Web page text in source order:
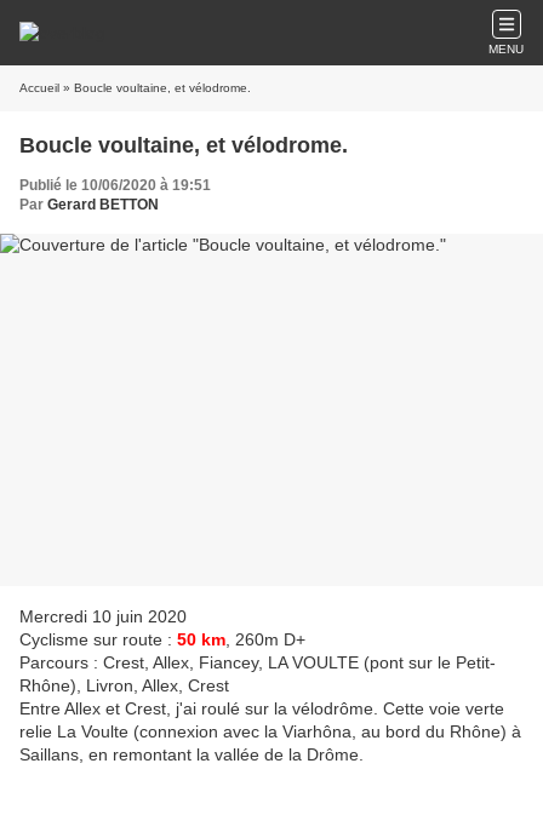
MENU
Accueil » Boucle voultaine, et vélodrome.
Boucle voultaine, et vélodrome.
Publié le 10/06/2020 à 19:51
Par Gerard BETTON
Mercredi 10 juin 2020
Cyclisme sur route : 50 km , 260m D+
Parcours : Crest, Allex, Fiancey, LA VOULTE (pont sur le Petit-
Rhône), Livron, Allex, Crest
Entre Allex et Crest, j'ai roulé sur la vélodrôme. Cette voie verte
relie La Voulte (connexion avec la Viarhôna, au bord du Rhône) à
Saillans, en remontant la vallée de la Drôme.